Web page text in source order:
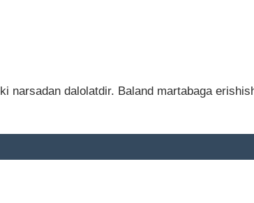
dalolatdir. Baland martabaga